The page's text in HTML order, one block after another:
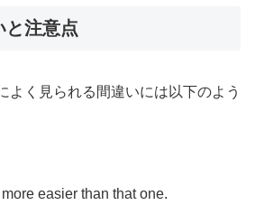
と注意点
よく見られる間違いには以下のよう
easier than that one.